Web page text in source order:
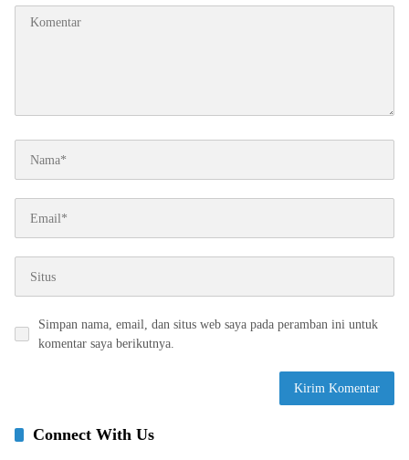
Simpan nama, email, dan situs web saya pada peramban ini untuk
komentar saya berikutnya.
Connect With Us